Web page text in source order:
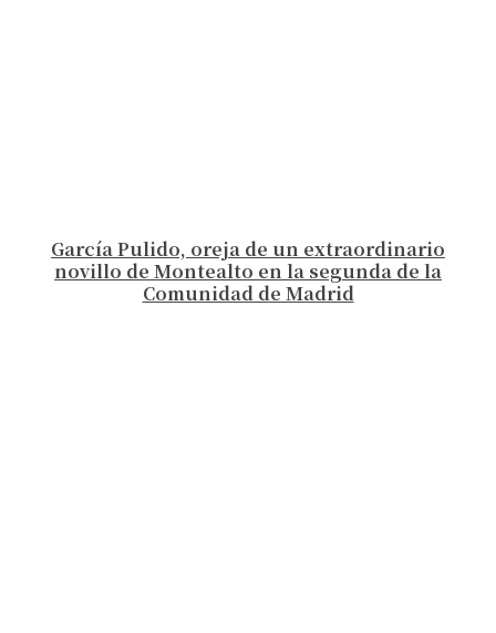
García Pulido, oreja de un extraordinario
novillo de Montealto en la segunda de la
Comunidad de Madrid